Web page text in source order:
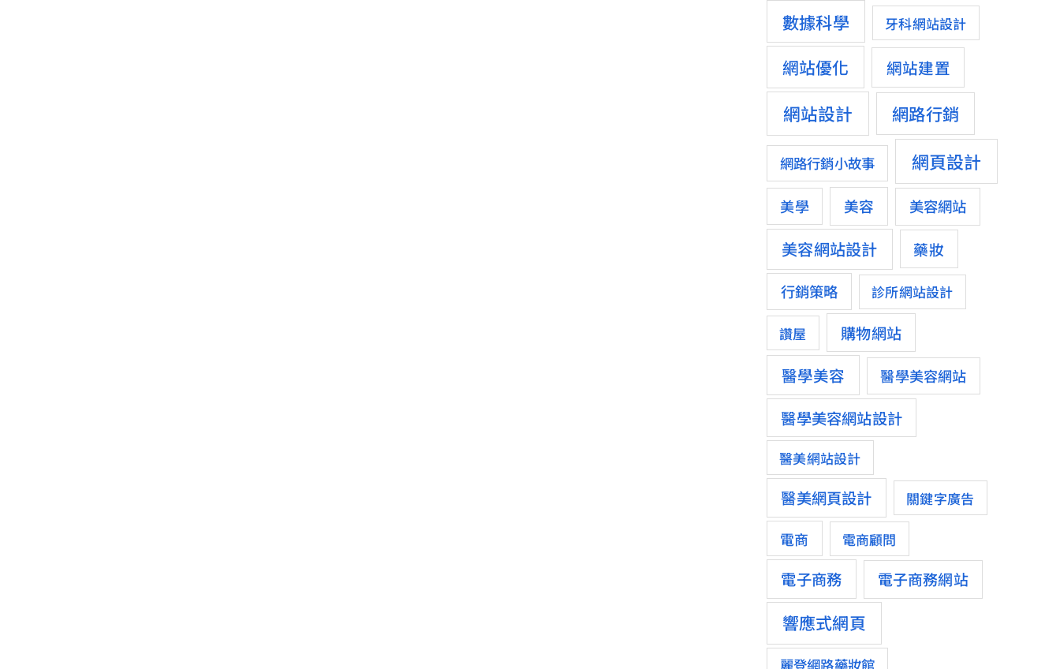
數據科學 牙科網站設計
網站優化 網站建置
網站設計 網路行銷
網路行銷小故事 網頁設計
美學 美容 美容網站
美容網站設計 藥妝
行銷策略 診所網站設計
讚屋 購物網站
醫學美容 醫學美容網站
醫學美容網站設計
醫美網站設計
醫美網頁設計 關鍵字廣告
電商 電商顧問
電子商務 電子商務網站
響應式網頁
麗登網路藥妝館